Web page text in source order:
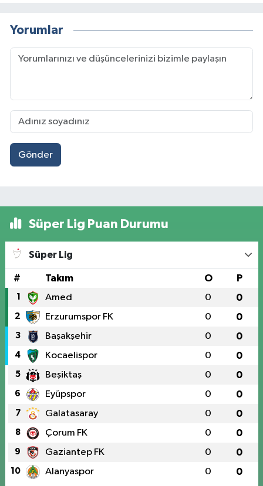
Yorumlar
Gönder
Süper Lig Puan Durumu
Süper Lig
# Takım O P
1 Amed 0 0
2 Erzurumspor FK 0 0
3 Başakşehir 0 0
4 Kocaelispor 0 0
5 Beşiktaş 0 0
6 Eyüpspor 0 0
7 Galatasaray 0 0
8 Çorum FK 0 0
9 Gaziantep FK 0 0
10 Alanyaspor 0 0